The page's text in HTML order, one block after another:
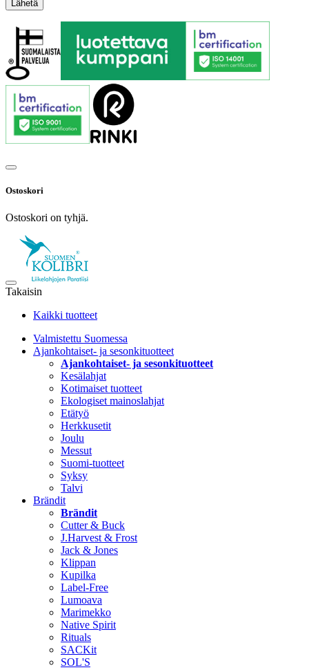
Ostoskori
Ostoskori on tyhjä.
Takaisin
Kaikki tuotteet
Valmistettu Suomessa
Ajankohtaiset- ja sesonkituotteet
Ajankohtaiset- ja sesonkituotteet
Kesälahjat
Kotimaiset tuotteet
Ekologiset mainoslahjat
Etätyö
Herkkusetit
Joulu
Messut
Suomi-tuotteet
Syksy
Talvi
Brändit
Brändit
Cutter & Buck
J.Harvest & Frost
Jack & Jones
Klippan
Kupilka
Label-Free
Lumoava
Marimekko
Native Spirit
Rituals
SACKit
SOL'S